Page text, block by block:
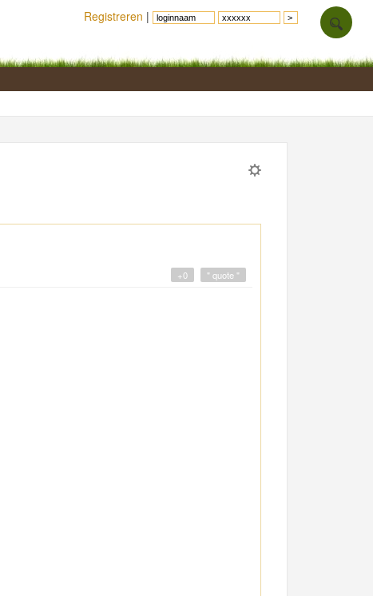
" quote "
+0
Registreren |